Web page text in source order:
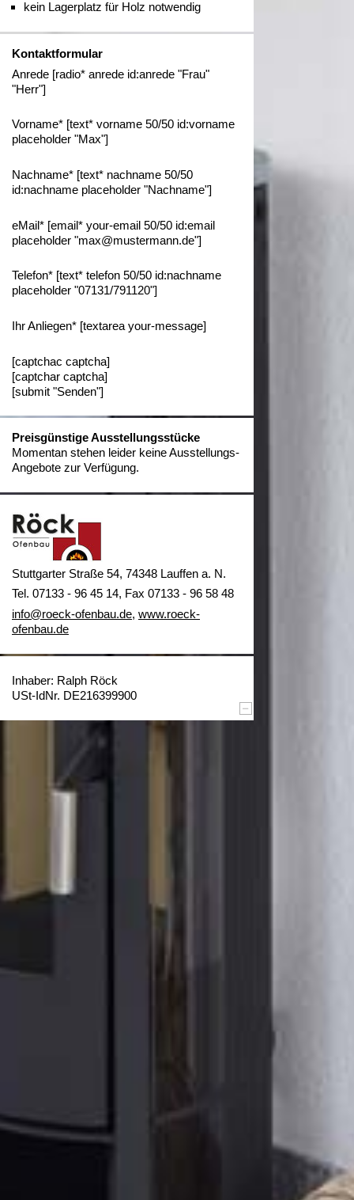
kein Lagerplatz für Holz notwendig
Kontaktformular
Anrede [radio* anrede id:anrede "Frau"
"Herr"]
Vorname* [text* vorname 50/50 id:vorname
placeholder "Max"]
Nachname* [text* nachname 50/50
id:nachname placeholder "Nachname"]
eMail* [email* your-email 50/50 id:email
placeholder "max@mustermann.de"]
Telefon* [text* telefon 50/50 id:nachname
placeholder "07131/791120"]
Ihr Anliegen* [textarea your-message]
[captchac captcha]
[captchar captcha]
[submit "Senden"]
Preisgünstige Ausstellungsstücke
Momentan stehen leider keine Ausstellungs-
Angebote zur Verfügung.
Stuttgarter Straße 54, 74348 Lauffen a. N.
Tel. 07133 - 96 45 14, Fax 07133 - 96 58 48
info@roeck-ofenbau.de, www.roeck-
ofenbau.de
Inhaber: Ralph Röck
USt-IdNr. DE216399900